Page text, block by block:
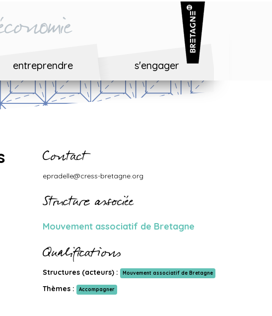
entreprendre s'engager
Contact
epradelle@cress-bretagne.org
Structure associée
Mouvement associatif de Bretagne
Qualifications
Structures (acteurs) : Mouvement associatif de Bretagne
Thèmes : Accompagner